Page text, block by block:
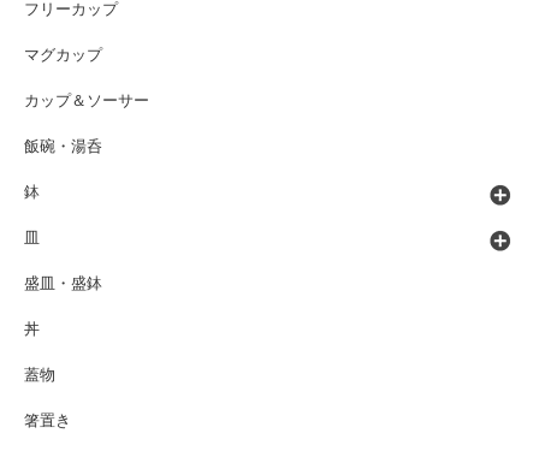
フリーカップ
マグカップ
カップ＆ソーサー
飯碗・湯呑
鉢
盛皿・盛鉢
丼
蓋物
箸置き